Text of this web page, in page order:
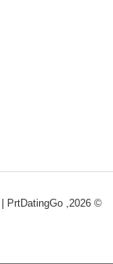
© 2026, PrtDatingGo |